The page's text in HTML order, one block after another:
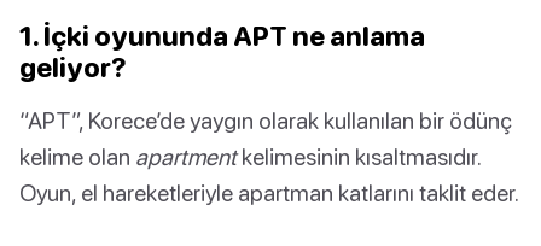
1. İçki oyununda APT ne anlama
geliyor?
“APT”, Korece’de yaygın olarak kullanılan bir ödünç
kelime olan apartmentkelimesinin kısaltmasıdır.
Oyun, el hareketleriyle apartman katlarını taklit eder.